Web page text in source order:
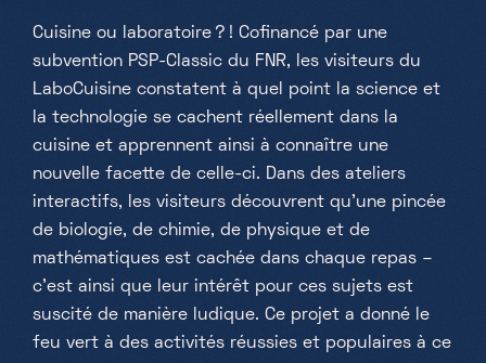
Cuisine ou laboratoire ? ! Cofinancé par une
subvention PSP-Classic du FNR, les visiteurs du
LaboCuisine constatent à quel point la science et
la technologie se cachent réellement dans la
cuisine et apprennent ainsi à connaître une
nouvelle facette de celle-ci. Dans des ateliers
interactifs, les visiteurs découvrent qu'une pincée
de biologie, de chimie, de physique et de
mathématiques est cachée dans chaque repas –
c'est ainsi que leur intérêt pour ces sujets est
suscité de manière ludique. Ce projet a donné le
feu vert à des activités réussies et populaires à ce